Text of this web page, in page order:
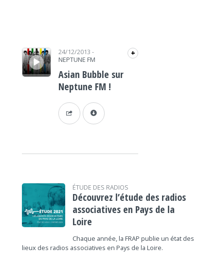
Lecteur audio 24/12/2013 -
NEPTUNE FM
+
Asian Bubble sur
Neptune FM !
ÉTUDE DES RADIOS
Découvrez l’étude des radios
associatives en Pays de la
Loire
Chaque année, la FRAP publie un état des
lieux des radios associatives en Pays de la Loire.